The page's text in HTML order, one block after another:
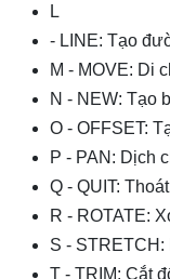
L
- LINE: Tạo
M - MOVE: Di
N - NEW: Tạo
O - OFFSET:
P - PAN: Dịch
Q - QUIT:
R - ROTATE:
S -
T - TRIM: Cắt